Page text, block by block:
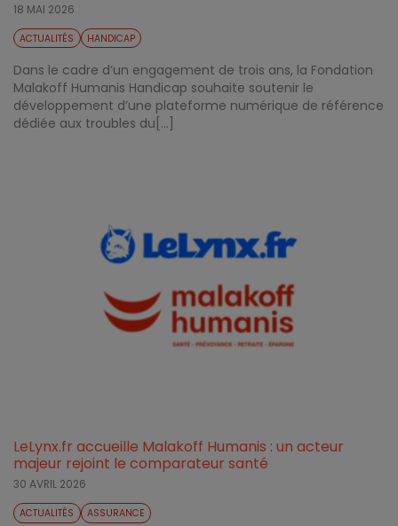
18 MAI 2026
ACTUALITÉS HANDICAP
Dans le cadre d’un engagement de trois ans, la Fondation
Malakoff Humanis Handicap souhaite soutenir le
développement d’une plateforme numérique de référence
dédiée aux troubles du[...]
LeLynx.fr accueille Malakoff Humanis : un acteur
majeur rejoint le comparateur santé
30 AVRIL 2026
ACTUALITÉS ASSURANCE